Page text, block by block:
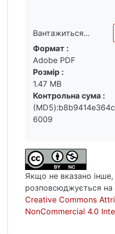
Вантажиться...
Вантажиться...
Формат :
Adobe PDF
Розмір :
1.47 MB
Контрольна сума :
6009
Якщо не вказано
розповсюджується на
Creative Commons
NonCommercial 4.0